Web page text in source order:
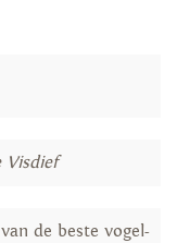
Visdief
de beste vogel-